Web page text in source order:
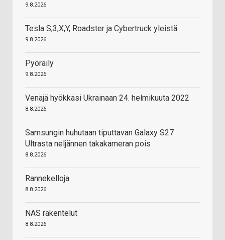
9.8.2026
Tesla S,3,X,Y, Roadster ja Cybertruck yleistä
9.8.2026
Pyöräily
9.8.2026
Venäjä hyökkäsi Ukrainaan 24. helmikuuta 2022
8.8.2026
Samsungin huhutaan tiputtavan Galaxy S27
Ultrasta neljännen takakameran pois
8.8.2026
Rannekelloja
8.8.2026
NAS rakentelut
8.8.2026